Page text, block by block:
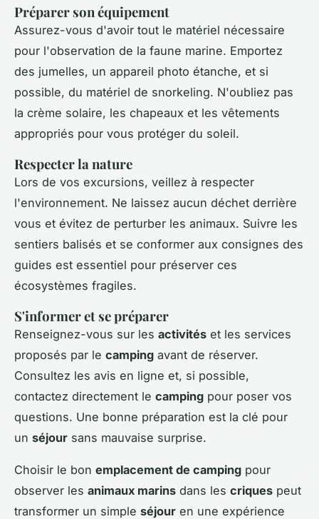
Préparer son équipement
Assurez-vous d'avoir tout le matériel nécessaire
pour l'observation de la faune marine. Emportez
des jumelles, un appareil photo étanche, et si
possible, du matériel de snorkeling. N'oubliez pas
la crème solaire, les chapeaux et les vêtements
appropriés pour vous protéger du soleil.
Respecter la nature
Lors de vos excursions, veillez à respecter
l'environnement. Ne laissez aucun déchet derrière
vous et évitez de perturber les animaux. Suivre les
sentiers balisés et se conformer aux consignes des
guides est essentiel pour préserver ces
écosystèmes fragiles.
S'informer et se préparer
Renseignez-vous sur les activités et les services
proposés par le camping avant de réserver.
Consultez les avis en ligne et, si possible,
contactez directement le camping pour poser vos
questions. Une bonne préparation est la clé pour
un séjour sans mauvaise surprise.
Choisir le bon emplacement de camping pour
observer les animaux marins dans les criques peut
transformer un simple séjour en une expérience